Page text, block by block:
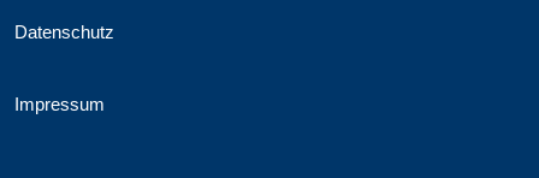
Datenschutz
Impressum